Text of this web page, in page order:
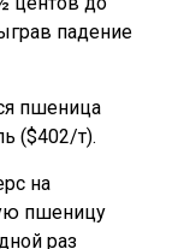
падение
пшеница
($402/т).
на
пшеницу
раз